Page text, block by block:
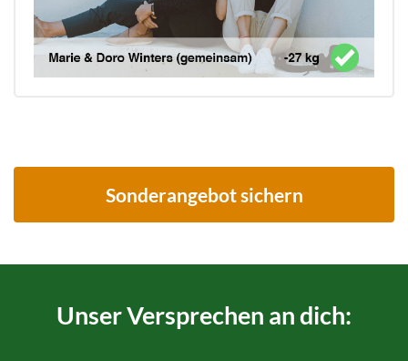
Sonderangebot sichern
Unser Versprechen an dich: